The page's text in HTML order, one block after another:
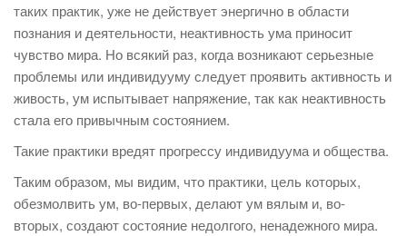
таких практик, уже не действует энергично в области
познания и деятельности, неактивность ума приносит
чувство мира. Но всякий раз, когда возникают серьезные
проблемы или индивидууму следует проявить активность и
живость, ум испытывает напряжение, так как неактивность
стала его привычным состоянием.
Такие практики вредят прогрессу индивидуума и общества.
Таким образом, мы видим, что практики, цель которых,
обезмолвить ум, во-первых, делают ум вялым и, во-
вторых, создают состояние недолгого, ненадежного мира.